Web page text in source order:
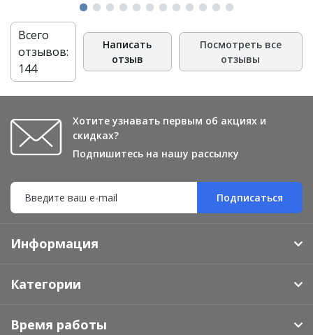
Всего
отзывов:
144
Написать
отзыв
Посмотреть все
отзывы
Хотите узнавать первым об акциях и
скидках?
Подпишитесь на нашу рассылку
Подписаться
Информация
Категории
Время работы